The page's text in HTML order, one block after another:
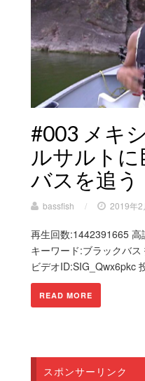
#003 メキ
ルサルト
バスを追う
bassfish / 2019年2
再生回数:1442391665
キーワード:ブラックバ
ビデオID:SIG_Qwx6pkc
READ MORE
スポンサーリンク